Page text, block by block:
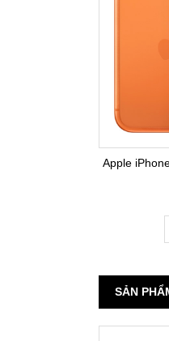
Apple
SẢN